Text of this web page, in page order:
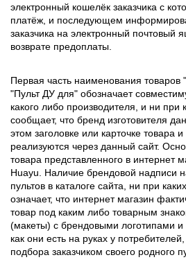
электронный кошелёк заказчика с
платёж, и последующем
заказчика на электронный почтовый
возврате предоплаты.
Первая часть наименования товаров
"Пульт ДУ для" обозначает
какого либо производителя, и ни при
сообщает, что бренд изготовителя
этом заголовке или карточке товара
реализуются через данный сайт.
товара представленного в интернет
Huayu. Наличие брендовой надписи
пультов в каталоге сайта, ни при
означает, что интернет магазин
товар под каким либо товарным
(макеты) с брендовыми логотипами
как они есть на руках у
подбора заказчиком своего родного